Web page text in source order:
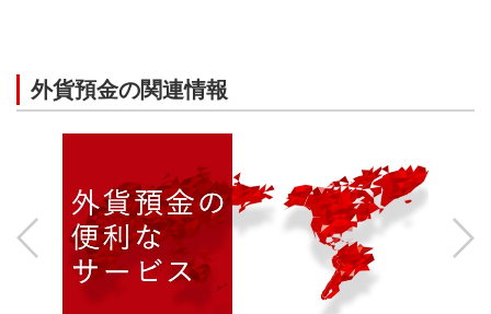
外貨預金の関連情報
Previous